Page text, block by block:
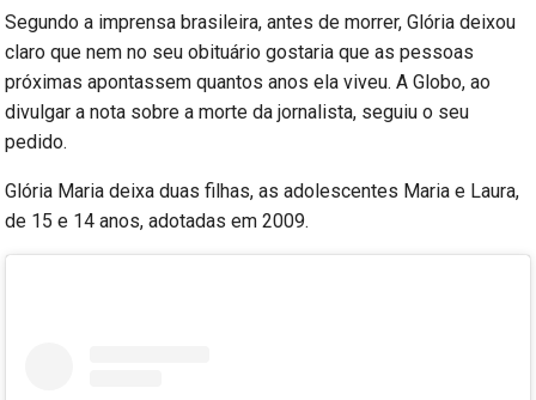
Segundo a imprensa brasileira, antes de morrer, Glória deixou
claro que nem no seu obituário gostaria que as pessoas
próximas apontassem quantos anos ela viveu. A Globo, ao
divulgar a nota sobre a morte da jornalista, seguiu o seu
pedido.
Glória Maria deixa duas filhas, as adolescentes Maria e Laura,
de 15 e 14 anos, adotadas em 2009.